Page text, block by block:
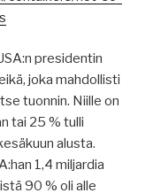
presidentin
joka mahdollisti
tuonnin. Niille on
tai 25 % tulli
alusta.
1,4 miljardia
90 % oli alle